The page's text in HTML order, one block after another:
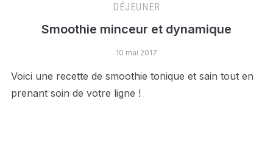
DÉJEUNER
Smoothie minceur et dynamique
10 mai 2017
Voici une recette de smoothie tonique et sain tout en
prenant soin de votre ligne !